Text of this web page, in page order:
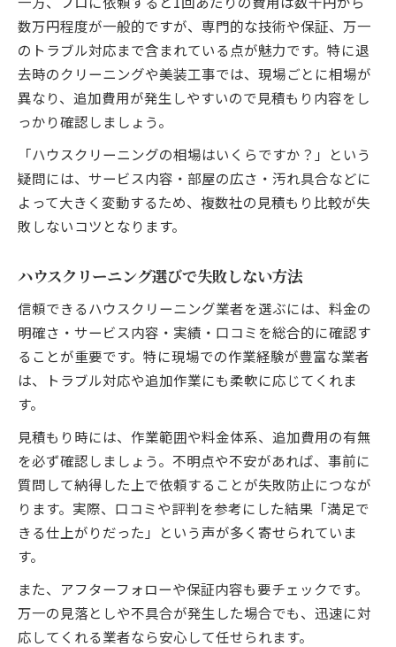
数万円程度が一般的ですが、専門的な技術や保証、万一
のトラブル対応まで含まれている点が魅力です。特に退
去時のクリーニングや美装工事では、現場ごとに相場が
異なり、追加費用が発生しやすいので見積もり内容をし
っかり確認しましょう。
「ハウスクリーニングの相場はいくらですか？」という
疑問には、サービス内容・部屋の広さ・汚れ具合などに
よって大きく変動するため、複数社の見積もり比較が失
敗しないコツとなります。
ハウスクリーニング選びで失敗しない方法
信頼できるハウスクリーニング業者を選ぶには、料金の
明確さ・サービス内容・実績・口コミを総合的に確認す
ることが重要です。特に現場での作業経験が豊富な業者
は、トラブル対応や追加作業にも柔軟に応じてくれま
す。
見積もり時には、作業範囲や料金体系、追加費用の有無
を必ず確認しましょう。不明点や不安があれば、事前に
質問して納得した上で依頼することが失敗防止につなが
ります。実際、口コミや評判を参考にした結果「満足で
きる仕上がりだった」という声が多く寄せられていま
す。
また、アフターフォローや保証内容も要チェックです。
万一の見落としや不具合が発生した場合でも、迅速に対
応してくれる業者なら安心して任せられます。